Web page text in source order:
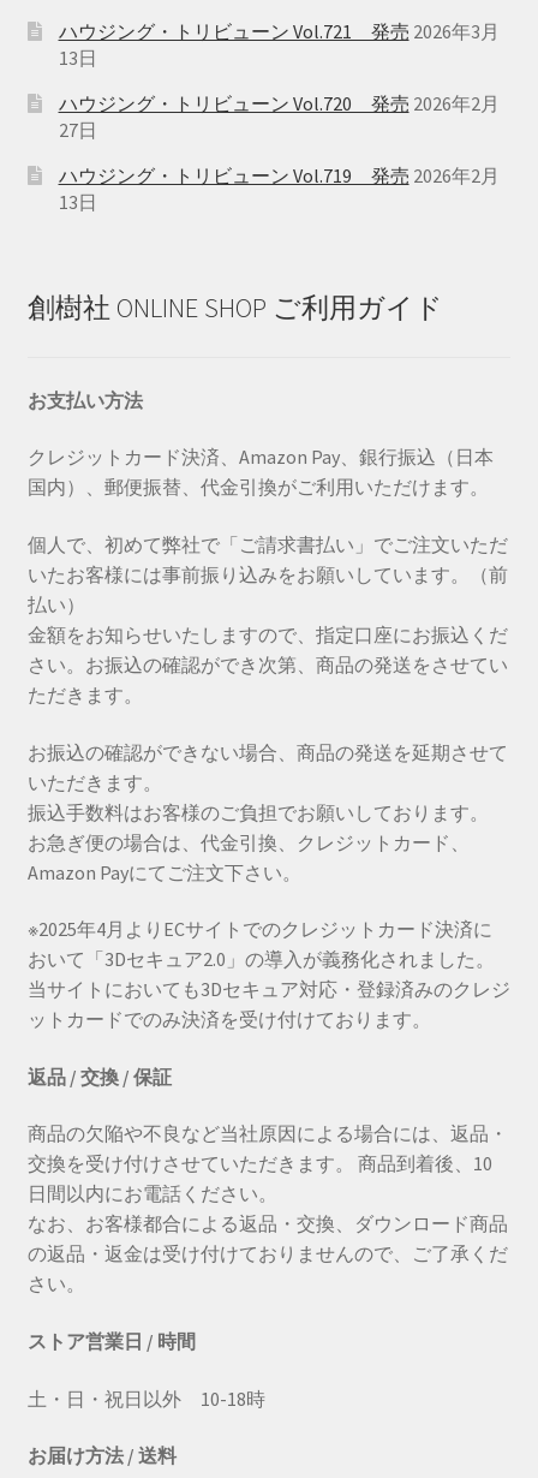
シ
が
り
プ
シ
商
品
ー
ジ
ら
選
き
す
ハウジング・トリビューン Vol.721 発売 2026年3月
13日
ハウジング・トリビューン Vol.720 発売 2026年2月
27日
ハウジング・トリビューン Vol.719 発売 2026年2月
13日
創樹社 ONLINE SHOP ご利用ガイド
お支払い方法
クレジットカード決済、Amazon Pay、銀行振込（日本
国内）、郵便振替、代金引換がご利用いただけます。
個人で、初めて弊社で「ご請求書払い」でご注文いただ
いたお客様には事前振り込みをお願いしています。（前
払い）
金額をお知らせいたしますので、指定口座にお振込くだ
さい。お振込の確認ができ次第、商品の発送をさせてい
ただきます。
お振込の確認ができない場合、商品の発送を延期させて
いただきます。
振込手数料はお客様のご負担でお願いしております。
お急ぎ便の場合は、代金引換、クレジットカード、
Amazon Payにてご注文下さい。
※2025年4月よりECサイトでのクレジットカード決済に
おいて「3Dセキュア2.0」の導入が義務化されました。
当サイトにおいても3Dセキュア対応・登録済みのクレジ
ットカードでのみ決済を受け付けております。
返品 / 交換 / 保証
商品の欠陥や不良など当社原因による場合には、返品・
交換を受け付けさせていただきます。 商品到着後、10
日間以内にお電話ください。
なお、お客様都合による返品・交換、ダウンロード商品
の返品・返金は受け付けておりませんので、ご了承くだ
さい。
ストア営業日 / 時間
土・日・祝日以外 10-18時
お届け方法 / 送料